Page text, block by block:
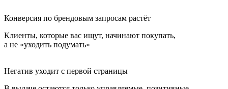
Конверсия по брендовым запросам растёт
Клиенты, которые вас ищут, начинают покупать,
а не «уходить подумать»
Негатив уходит с первой страницы